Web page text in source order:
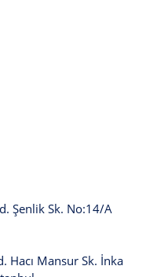
Şenlik Sk. No:14/A
Hacı Mansur Sk. İnka